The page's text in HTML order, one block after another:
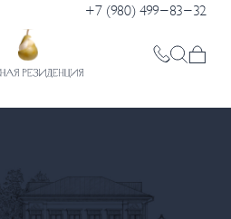
+7 (980) 499-83-32